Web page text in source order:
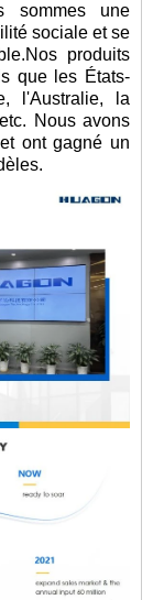
sommes une
sociale et se
produits
que les États-
l'Australie, la
Nous avons
ont gagné un